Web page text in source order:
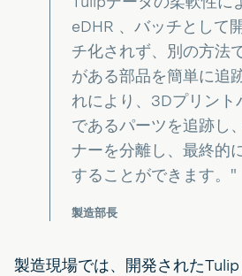
eDHR 、バッチとして
チ化されず、別の方法
がある部品を簡単に追
れにより、3Dプリント
であるパーツを追跡し
ナーを分離し、最終的
することができます。"
製造部長
製造現場では、開発された